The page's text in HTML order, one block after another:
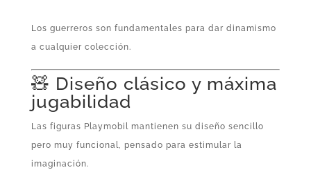
Los guerreros son fundamentales para dar dinamismo
a cualquier colección.
🧸 Diseño clásico y máxima
jugabilidad
Las figuras Playmobil mantienen su diseño sencillo
pero muy funcional, pensado para estimular la
imaginación.